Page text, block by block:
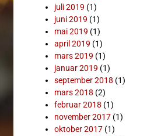
juli 2019 (1)
juni 2019 (1)
mai 2019 (1)
april 2019 (1)
mars 2019 (1)
januar 2019 (1)
september 2018 (1)
mars 2018 (2)
februar 2018 (1)
november 2017(1)
oktober 2017(1)